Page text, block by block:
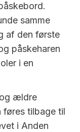
samme
af den første
påskeharen
i en
ældre
føres tilbage til
i Anden